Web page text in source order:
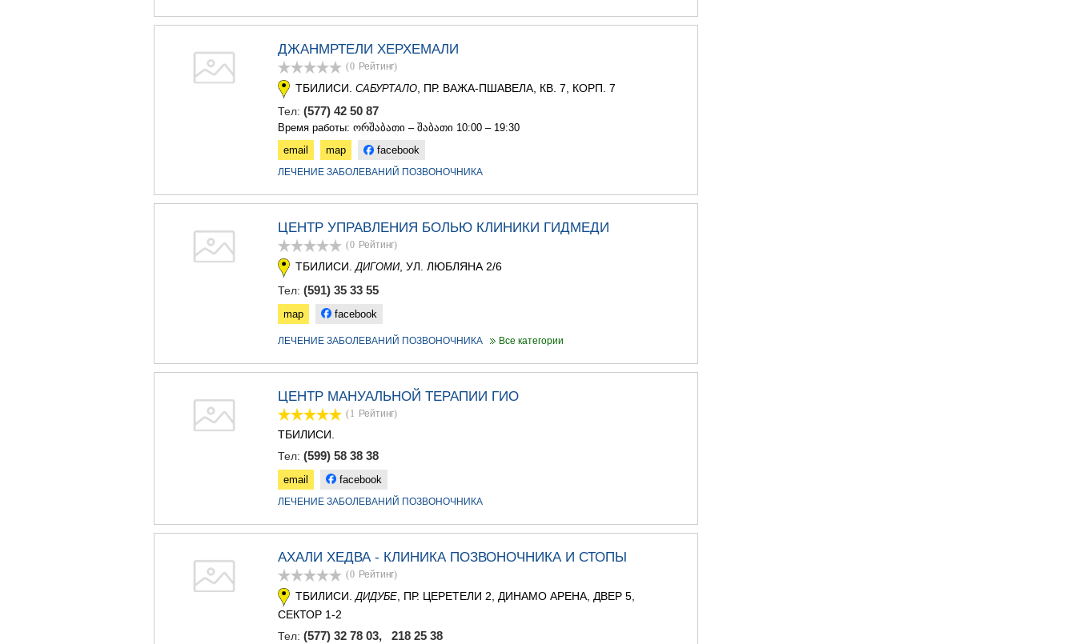
МЕГРЕЛИЯ/ВЕРХНЯЯ
АНАКЛИА
БАКУРИАНИ
ДЖАНМРТЕЛИ ХЕРХЕМАЛИ
(0 Рейтинг)
ТБИЛИСИ. САБУРТАЛО , ПР. ВАЖА-ПШАВЕЛА, КВ. 7, КОРП. 7
Тел: (577) 42 50 87
Время работы: ორშაბათი – შაბათი 10:00 – 19:30
email
map facebook
ЛЕЧЕНИЕ ЗАБОЛЕВАНИЙ ПОЗВОНОЧНИКА
ЦЕНТР УПРАВЛЕНИЯ БОЛЬЮ КЛИНИКИ ГИДМЕДИ
(0 Рейтинг)
ТБИЛИСИ. ДИГОМИ, УЛ. ЛЮБЛЯНА 2/6
Тел: (591) 35 33 55
map facebook
ЛЕЧЕНИЕ ЗАБОЛЕВАНИЙ ПОЗВОНОЧНИКА Все категории
ЦЕНТР МАНУАЛЬНОЙ ТЕРАПИИ ГИО
(1 Рейтинг)
ТБИЛИСИ.
Тел: (599) 58 38 38
email facebook
ЛЕЧЕНИЕ ЗАБОЛЕВАНИЙ ПОЗВОНОЧНИКА
АХАЛИ ХЕДВА - КЛИНИКА ПОЗВОНОЧНИКА И СТОПЫ
(0 Рейтинг)
ТБИЛИСИ. ДИДУБЕ , ПР. ЦЕРЕТЕЛИ 2, ДИНАМО АРЕНА, ДВЕР 5,
СЕКТОР 1-2
Тел: (577) 32 78 03, 218 25 38